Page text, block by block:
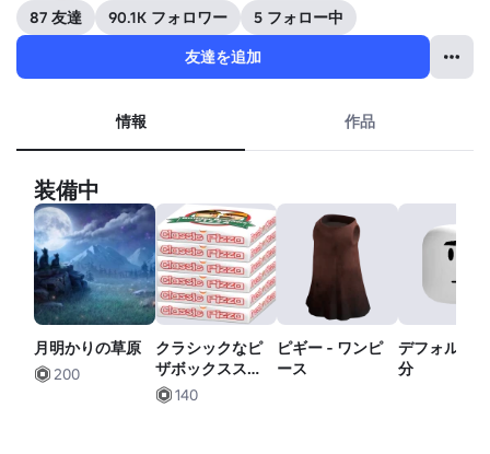
87 友達 90.1K フォロワー
5 フォロー中
友達を追加
情報 作品
装備中
月明かりの草原
200
クラシックなピ
ザボックススタ
ック
[FORSAKEN]
140
ピギー - ワンピ
ース
デフォルト
分